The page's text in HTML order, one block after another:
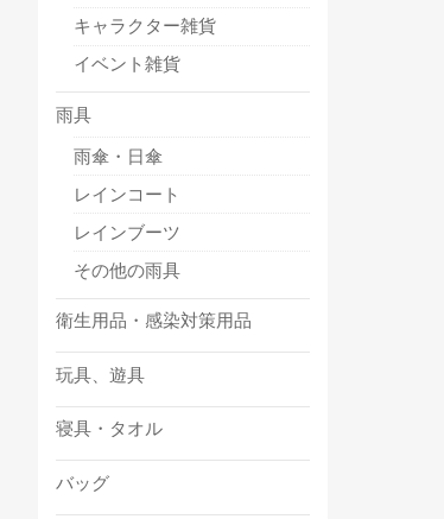
キャラクター雑貨
イベント雑貨
雨具
雨傘・日傘
レインコート
レインブーツ
その他の雨具
衛生用品・感染対策用品
玩具、遊具
寝具・タオル
バッグ